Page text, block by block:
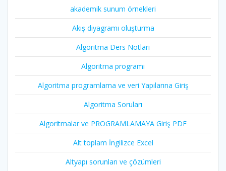
akademik sunum örnekleri
Akış diyagramı oluşturma
Algoritma Ders Notları
Algoritma programı
Algoritma programlama ve veri Yapılarına Giriş
Algoritma Soruları
Algoritmalar ve PROGRAMLAMAYA Giriş PDF
Alt toplam İngilizce Excel
Altyapı sorunları ve çözümleri